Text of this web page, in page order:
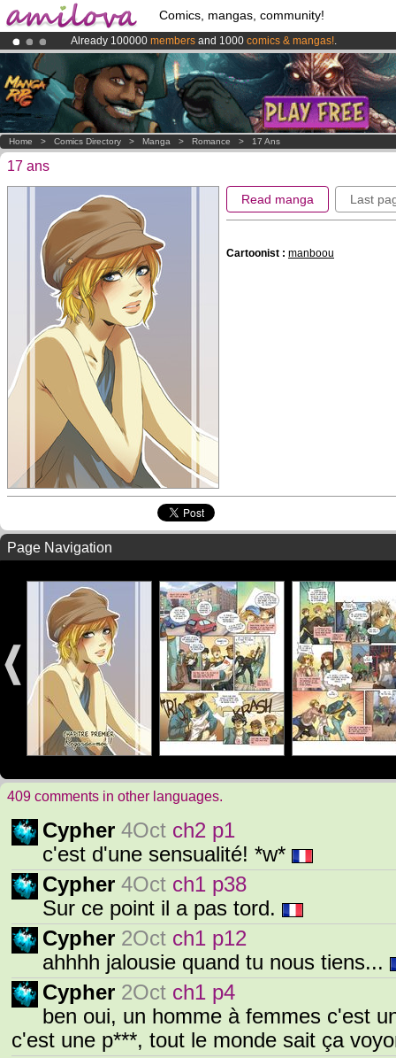
Comics, mangas, community!
Already 100000 members and 1000 comics & mangas!.
Premium membership from3.95 eurosper month !Get membership
AmilovaKickstarter is now LIVE!.
Home > Comics Directory > Manga > Romance > 17 Ans
17 ans
Read manga Last
Cartoonist : manboou
Page Navigation
409 comments in other languages.
Cypher 4Oct ch2 p1
c'est d'une sensualité! *w*
Cypher 4Oct ch1 p38
Sur ce point il a pas tord.
Cypher 2Oct ch1 p12
ahhhh jalousie quand tu nous tiens...
Cypher 2Oct ch1 p4
ben oui, un homme à femmes c'est
c'est une p***, tout le monde sait ça